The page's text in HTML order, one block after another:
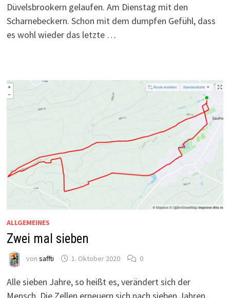
Düvelsbrookern gelaufen. Am Dienstag mit den
Scharnebeckern. Schon mit dem dumpfen Gefühl, dass
es wohl wieder das letzte …
ALLGEMEINES
Zwei mal sieben
von saffti 1. Oktober 2020 0
Alle sieben Jahre, so heißt es, verändert sich der
Mensch. Die Zellen erneuern sich nach sieben Jahren,